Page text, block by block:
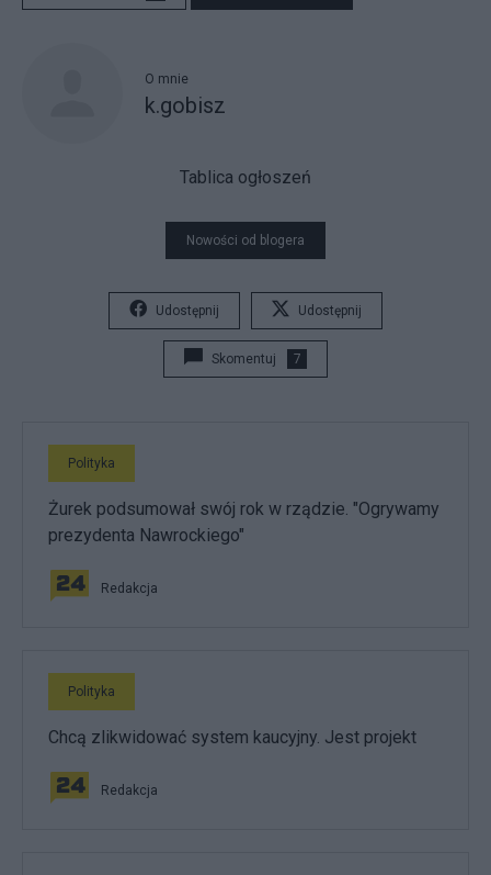
O mnie
k.gobisz
Tablica ogłoszeń
Nowości od blogera
Udostępnij Udostępnij
Skomentuj 7
Polityka
Żurek podsumował swój rok w rządzie. "Ogrywamy
prezydenta Nawrockiego"
Redakcja
Polityka
Chcą zlikwidować system kaucyjny. Jest projekt
Redakcja